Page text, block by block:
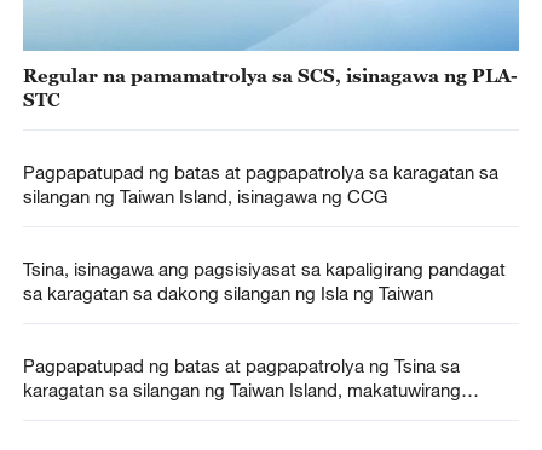
Regular na pamamatrolya sa SCS, isinagawa ng PLA-
STC
Pagpapatupad ng batas at pagpapatrolya sa karagatan sa
silangan ng Taiwan Island, isinagawa ng CCG
Tsina, isinagawa ang pagsisiyasat sa kapaligirang pandagat
sa karagatan sa dakong silangan ng Isla ng Taiwan
Pagpapatupad ng batas at pagpapatrolya ng Tsina sa
karagatan sa silangan ng Taiwan Island, makatuwirang